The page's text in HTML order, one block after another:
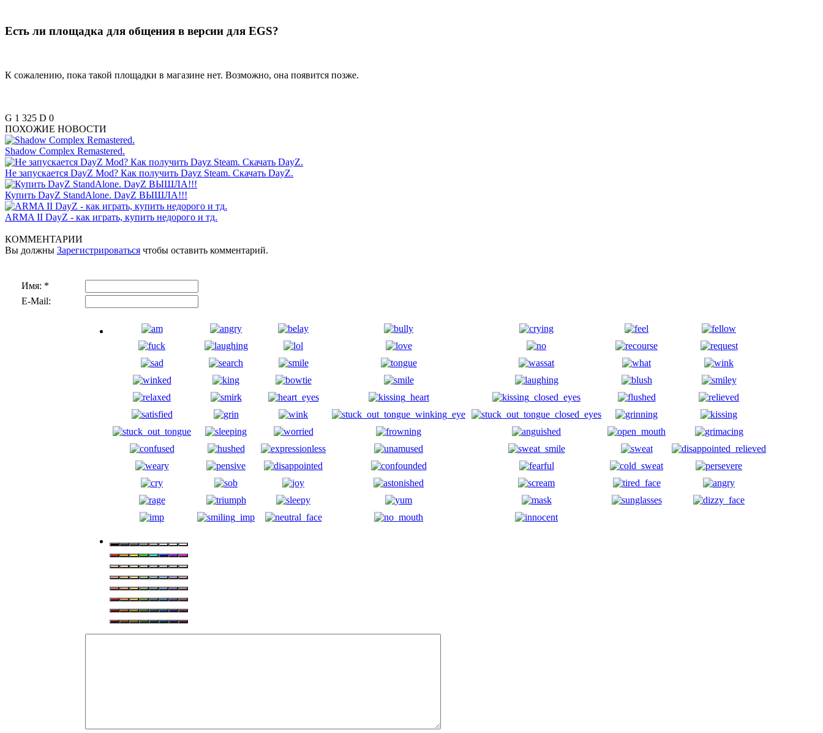
Есть ли площадка для общения в версии для EGS?
К сожалению, пока такой площадки в магазине нет. Возможно, она появится позже.
G 1 325 D 0
ПОХОЖИЕ НОВОСТИ
Shadow Complex Remastered.
Не запускается DayZ Mod? Как получить Dayz Steam. Скачать DayZ.
Купить DayZ StandAlone. DayZ ВЫШЛА!!!
ARMA II DayZ - как играть, купить недорого и тд.
КОММЕНТАРИИ
Вы должны Зарегистрироваться чтобы оставить комментарий.
Имя: *
E-Mail: